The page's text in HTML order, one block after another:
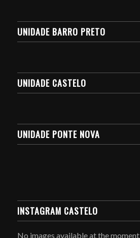
UNIDADE BARRO PRETO
UNIDADE CASTELO
UNIDADE PONTE NOVA
INSTAGRAM CASTELO
No images available at the moment